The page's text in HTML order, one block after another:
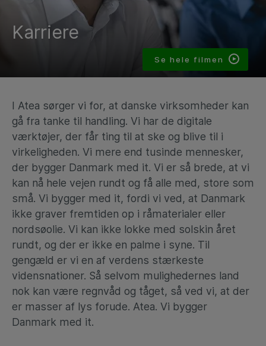
Karriere
Se hele filmen
I Atea sørger vi for, at danske virksomheder kan
gå fra tanke til handling. Vi har de digitale
værktøjer, der får ting til at ske og blive til i
virkeligheden. Vi mere end tusinde mennesker,
der bygger Danmark med it. Vi er så brede, at vi
kan nå hele vejen rundt og få alle med, store som
små. Vi bygger med it, fordi vi ved, at Danmark
ikke graver fremtiden op i råmaterialer eller
nordsøolie. Vi kan ikke lokke med solskin året
rundt, og der er ikke en palme i syne. Til
gengæld er vi en af verdens stærkeste
vidensnationer. Så selvom mulighedernes land
nok kan være regnvåd og tåget, så ved vi, at der
er masser af lys forude. Atea. Vi bygger
Danmark med it.